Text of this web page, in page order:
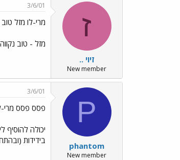
ז
זיוי ..
New member
3/6/01
מרי-לו מזל טוב
מזל - טוב
P
phantom
New member
3/6/01
פסס פסס מרי-
בידידות